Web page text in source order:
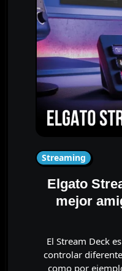
Streaming
Elgato
mejor
El Stream Deck es una consola que permite
controlar
como por